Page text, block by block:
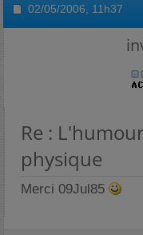
02/05/2006, 11h37
Re :
physique
Merci 09Jul85